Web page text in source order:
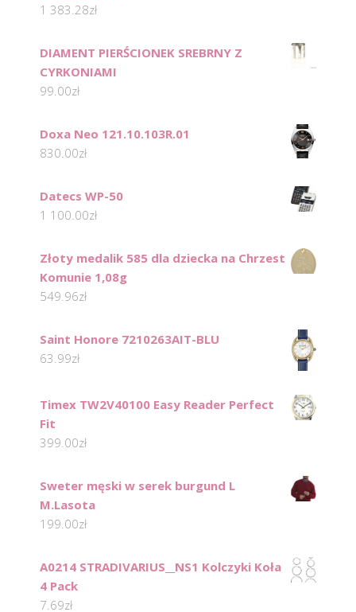
1 383.28zł
DIAMENT PIERŚCIONEK SREBRNY Z
CYRKONIAMI
99.00zł
Doxa Neo 121.10.103R.01
830.00zł
Datecs WP-50
1 100.00zł
Złoty medalik 585 dla dziecka na Chrzest
Komunie 1,08g
549.96zł
Saint Honore 7210263AIT-BLU
63.99zł
Timex TW2V40100 Easy Reader Perfect
Fit
399.00zł
Sweter męski w serek burgund L
M.Lasota
199.00zł
A0214 STRADIVARIUS__NS1 Kolczyki Koła
4 Pack
7.69zł